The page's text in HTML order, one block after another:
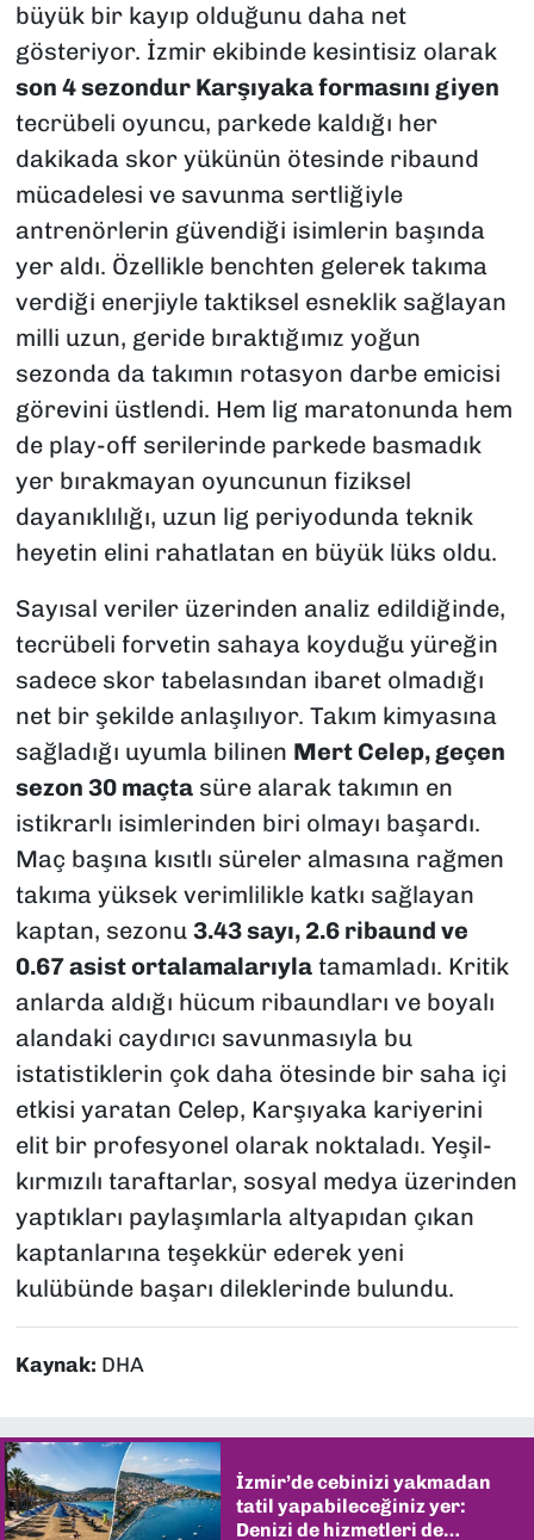
büyük bir kayıp olduğunu daha net
gösteriyor. İzmir ekibinde kesintisiz olarak
son 4 sezondur Karşıyaka formasını giyen
tecrübeli oyuncu, parkede kaldığı her
dakikada skor yükünün ötesinde ribaund
mücadelesi ve savunma sertliğiyle
antrenörlerin güvendiği isimlerin başında
yer aldı. Özellikle benchten gelerek takıma
verdiği enerjiyle taktiksel esneklik sağlayan
milli uzun, geride bıraktığımız yoğun
sezonda da takımın rotasyon darbe emicisi
görevini üstlendi. Hem lig maratonunda hem
de play-off serilerinde parkede basmadık
yer bırakmayan oyuncunun fiziksel
dayanıklılığı, uzun lig periyodunda teknik
heyetin elini rahatlatan en büyük lüks oldu.
Sayısal veriler üzerinden analiz edildiğinde,
tecrübeli forvetin sahaya koyduğu yüreğin
sadece skor tabelasından ibaret olmadığı
net bir şekilde anlaşılıyor. Takım kimyasına
sağladığı uyumla bilinen Mert Celep, geçen
sezon 30 maçtasüre alarak takımın en
istikrarlı isimlerinden biri olmayı başardı.
Maç başına kısıtlı süreler almasına rağmen
takıma yüksek verimlilikle katkı sağlayan
kaptan, sezonu 3.43 sayı, 2.6 ribaund ve
0.67 asist ortalamalarıylatamamladı. Kritik
anlarda aldığı hücum ribaundları ve boyalı
alandaki caydırıcı savunmasıyla bu
istatistiklerin çok daha ötesinde bir saha içi
etkisi yaratan Celep, Karşıyaka kariyerini
elit bir profesyonel olarak noktaladı. Yeşil-
kırmızılı taraftarlar, sosyal medya üzerinden
yaptıkları paylaşımlarla altyapıdan çıkan
kaptanlarına teşekkür ederek yeni
kulübünde başarı dileklerinde bulundu.
Kaynak: DHA
İzmir’de cebinizi yakmadan
tatil yapabileceğiniz yer:
Denizi de hizmetleri de